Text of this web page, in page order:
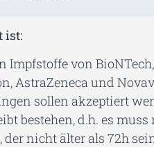
ist:
Impfstoffe von
AstraZeneca und
sollen akzeptiert
bestehen, d.h. es
der nicht älter als 72h